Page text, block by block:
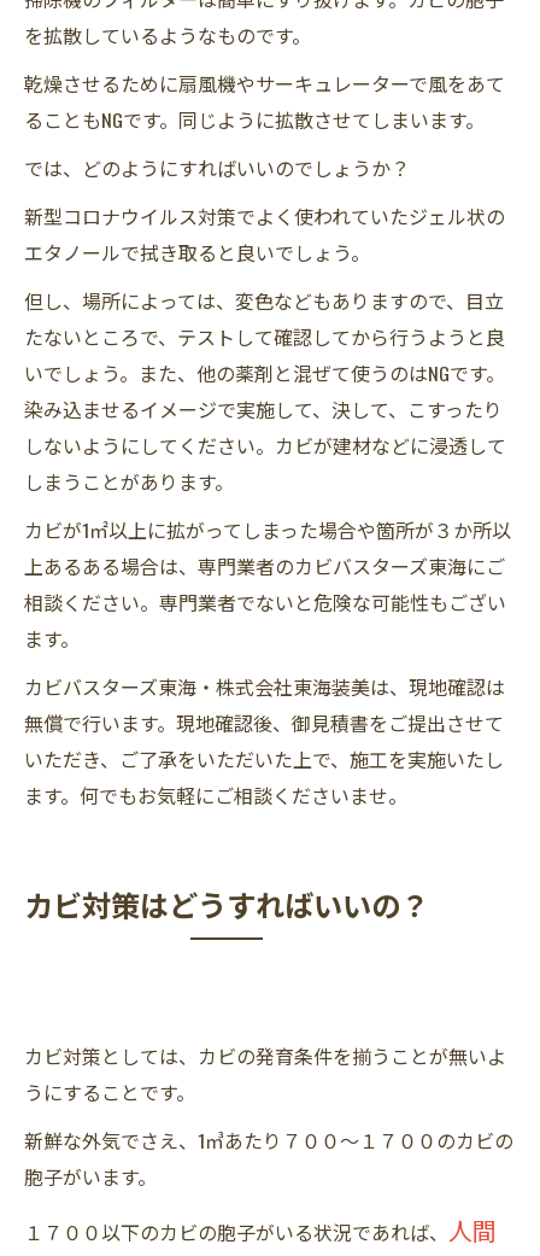
を拡散しているようなものです。
乾燥させるために扇風機やサーキュレーターで風をあて
ることもNGです。同じように拡散させてしまいます。
では、どのようにすればいいのでしょうか？
新型コロナウイルス対策でよく使われていたジェル状の
エタノールで拭き取ると良いでしょう。
但し、場所によっては、変色などもありますので、目立
たないところで、テストして確認してから行うようと良
いでしょう。また、他の薬剤と混ぜて使うのはNGです。
染み込ませるイメージで実施して、決して、こすったり
しないようにしてください。カビが建材などに浸透して
しまうことがあります。
カビが1㎡以上に拡がってしまった場合や箇所が３か所以
上あるある場合は、専門業者のカビバスターズ東海にご
相談ください。専門業者でないと危険な可能性もござい
ます。
カビバスターズ東海・株式会社東海装美は、現地確認は
無償で行います。現地確認後、御見積書をご提出させて
いただき、ご了承をいただいた上で、施工を実施いたし
ます。何でもお気軽にご相談くださいませ。
カビ対策はどうすればいいの？
カビ対策としては、カビの発育条件を揃うことが無いよ
うにすることです。
新鮮な外気でさえ、1㎥あたり７００～１７００のカビの
胞子がいます。
１７００以下のカビの胞子がいる状況であれば、 人間